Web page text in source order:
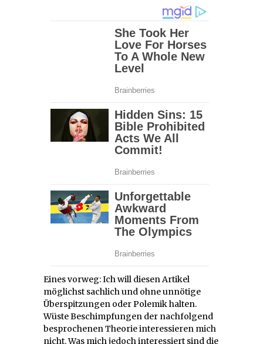
Eines vorweg: Ich will diesen Artikel
möglichst sachlich und ohne unnötige
Überspitzungen oder Polemik halten.
Wüste Beschimpfungen der nachfolgend
besprochenen Theorie interessieren mich
nicht. Was mich jedoch interessiert sind die